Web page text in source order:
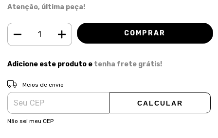
Atenção, última peça!
Adicione este produto e tenha frete grátis!
Entregas para o CEP:
Meios de envio
CALCULAR
Não sei meu CEP